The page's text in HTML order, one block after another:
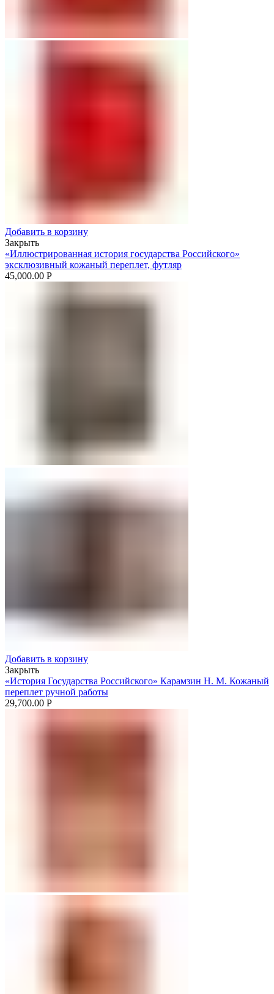
Добавить в корзину
Закрыть
«Иллюстрированная история государства Российского»
эксклюзивный кожаный переплет, футляр
45,000.00 Р
Добавить в корзину
Закрыть
«История Государства Российского» Карамзин Н. М. Кожаный
переплет ручной работы
29,700.00 Р